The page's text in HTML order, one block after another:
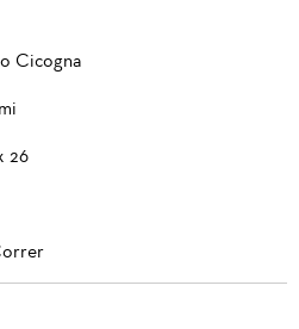
Cicogna
26